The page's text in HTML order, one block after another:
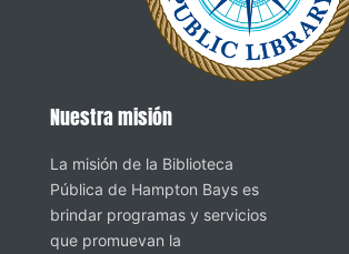
Nuestra misión
La misión de la Biblioteca
Pública de Hampton Bays es
brindar programas y servicios
que promuevan la